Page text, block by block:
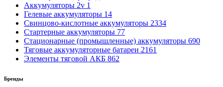
Аккумуляторы 2v 1
Гелевые аккумуляторы 14
Свинцово-кислотные аккумуляторы 2334
Стартерные аккумуляторы 77
Стационарные (промышленные) аккумуляторы 690
Тяговые аккумуляторные батареи 2161
Элементы тяговой АКБ 862
Бренды